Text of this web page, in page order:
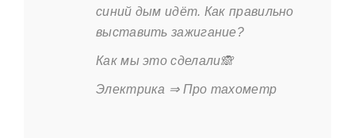
синий дым идёт. Как правильно
выставить зажигание?
Как мы это сделали🙈
Электрика ⇒ Про тахометр